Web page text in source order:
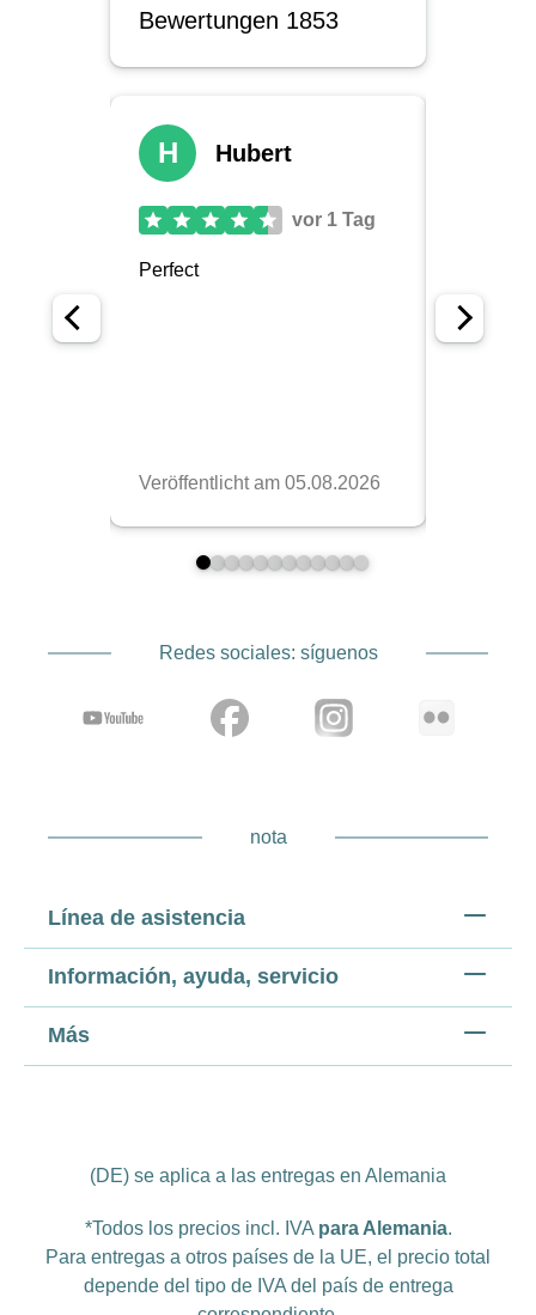
Redes sociales: síguenos
nota
Línea de asistencia
Información, ayuda, servicio
Más
(DE) se aplica a las entregas en Alemania
*Todos los precios incl. IVA para Alemania.
Para entregas a otros países de la UE, el precio total
depende del tipo de IVA del país de entrega